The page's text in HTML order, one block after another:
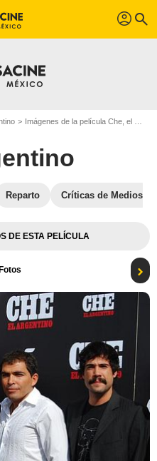
profil search
Imágenes de la película Che, el argentino
Reparto Críticas de Medios
DE ESTA PELÍCULA